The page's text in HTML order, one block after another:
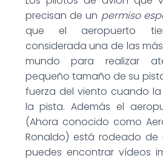
precisan de un permiso
que el aeropuerto
considerada una de las
mundo para realizar
pequeño tamaño de su
fuerza del viento cuando
la pista. Además el
(Ahora conocido como
Ronaldo) está rodeado de
puedes encontrar vídeos